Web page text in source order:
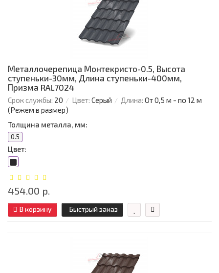
Металлочерепица Монтекристо-0.5, Высота
ступеньки-30мм, Длина ступеньки-400мм,
Призма RAL7024
Срок службы: 20 Цвет: Серый Длина: От 0,5 м - по 12 м
(Режем в размер)
Толщина металла, мм:
0.5
Цвет:
454.00 р.
В корзину Быстрый заказ